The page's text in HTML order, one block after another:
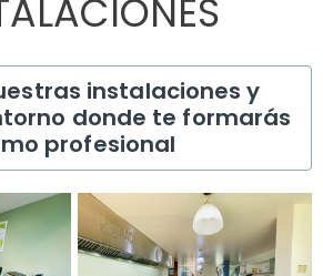
instalaciones y
donde te formarás
profesional